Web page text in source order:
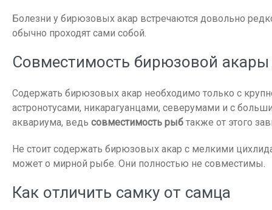
Болезни у бирюзовых акар встречаются довольно
обычно проходят сами собой.
Совместимость бирюзовой акары
Содержать бирюзовых акар необходимо только с
астронотусами, никарагуанцами, северумами и с
аквариума, ведь совместимость рыб также от этого
Не стоит содержать бирюзовых акар с мелкими
может о мирной рыбе. Они полностью не совместимы.
Как отличить самку от самца